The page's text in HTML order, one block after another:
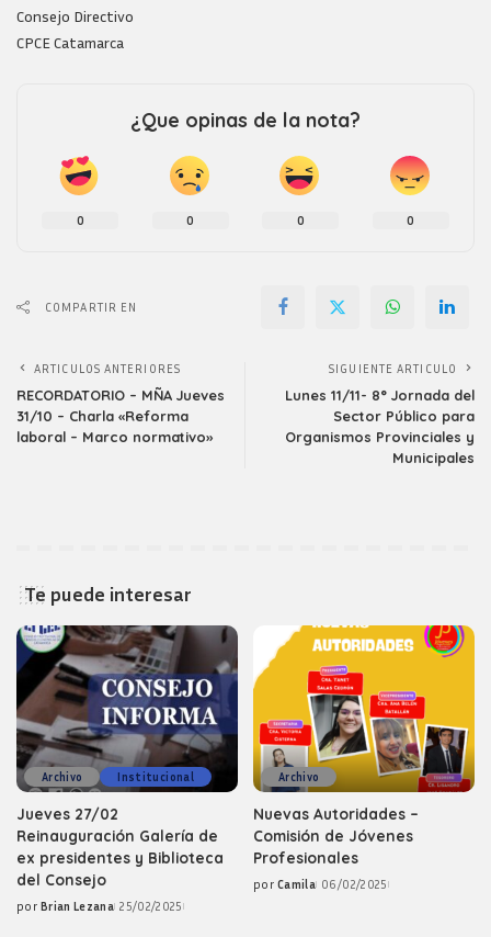
Consejo Directivo
CPCE Catamarca
¿Que opinas de la nota?
0 0 0 0
COMPARTIR EN
ARTICULOS ANTERIORES
RECORDATORIO – MÑA Jueves
31/10 – Charla «Reforma
laboral – Marco normativo»
SIGUIENTE ARTICULO
Lunes 11/11- 8° Jornada del
Sector Público para
Organismos Provinciales y
Municipales
Te puede interesar
Archivo Institucional
Jueves 27/02
Reinauguración Galería de
ex presidentes y Biblioteca
del Consejo
Posted
por Brian Lezana 25/02/2025
Archivo
Nuevas Autoridades –
Comisión de Jóvenes
Profesionales
Posted
por Camila 06/02/2025